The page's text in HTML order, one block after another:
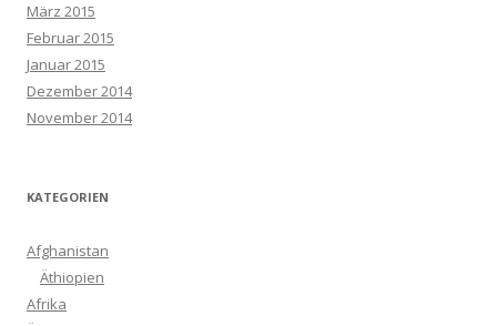
März 2015
Februar 2015
Januar 2015
Dezember 2014
November 2014
KATEGORIEN
Afghanistan
Äthiopien
Afrika